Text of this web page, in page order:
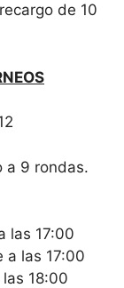
de 10
a 9 rondas.
las 17:00
a las 17:00
18:00